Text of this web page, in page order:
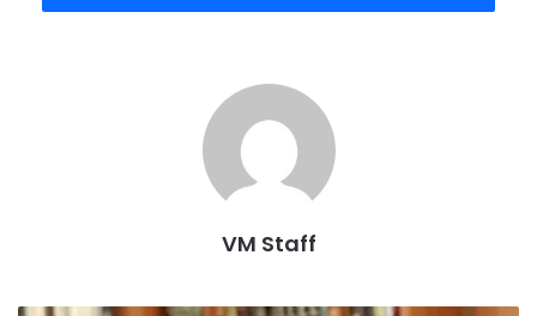
இவ்வேளையில், அடுத்தப் பொதுத் தேர்தலில் எந்தக் கட்சியுடன்
கூட்டணி என்பது பற்றி இன்னும் முடிவெடுக்கவில்லை; கட்சியின்
உயர்மட்டக் குழு கூடி பின்னர் அது குறித்து விவாதிக்கும் என அவர்
தொகுதிக்கான பெரிக்காத்தான் நேஷனல் ஒருங்கிணைப்பு
VM Staff